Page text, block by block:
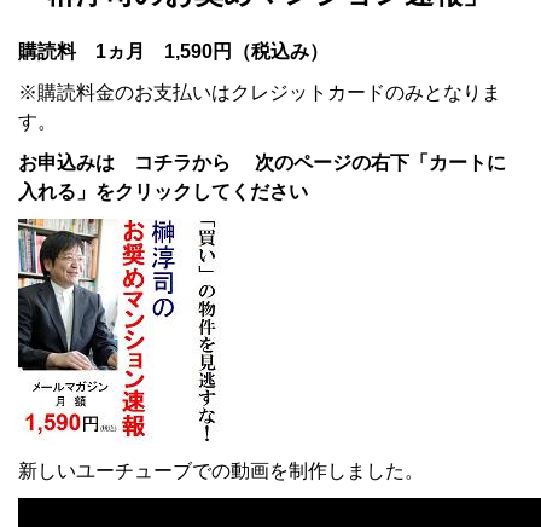
購読料 1ヵ月 1,590円（税込み）
※購読料金のお支払いはクレジットカードのみとなりま
す。
お申込みは コチラから 次のページの右下「カートに
入れる」をクリックしてください
新しいユーチューブでの動画を制作しました。